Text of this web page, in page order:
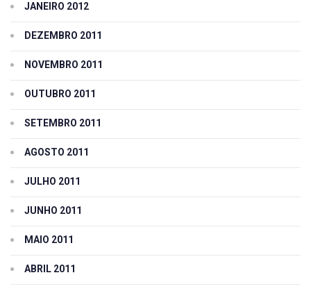
JANEIRO 2012
DEZEMBRO 2011
NOVEMBRO 2011
OUTUBRO 2011
SETEMBRO 2011
AGOSTO 2011
JULHO 2011
JUNHO 2011
MAIO 2011
ABRIL 2011